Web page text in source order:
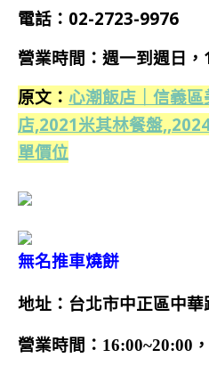
電話：02-2723-9976
營業時間：週一到週日
原文： 心潮飯店｜信義
店,2021米其林餐盤
單價位
無名推車燒餅
地址：台北市中正區中華
營業時間：16:00~20:00，